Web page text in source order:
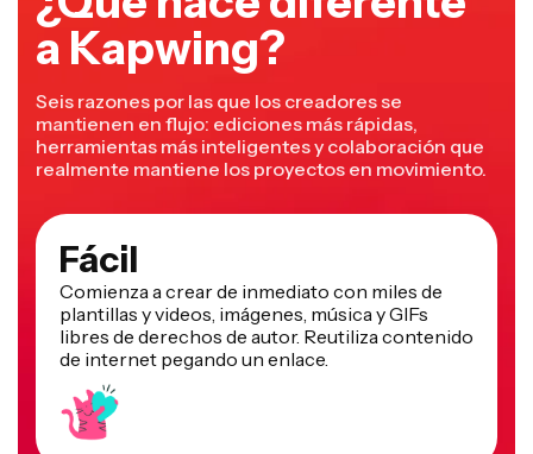
a Kapwing?
Seis razones por las que los creadores se
mantienen en flujo: ediciones más rápidas,
herramientas más inteligentes y colaboración que
realmente mantiene los proyectos en movimiento.
Fácil
Comienza a crear de inmediato con miles de
plantillas y videos, imágenes, música y GIFs
libres de derechos de autor. Reutiliza contenido
de internet pegando un enlace.